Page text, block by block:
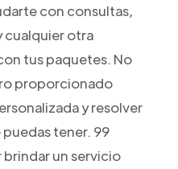
con consultas,
cualquier otra
tus paquetes. No
proporcionado
y resolver
tener. 99
un servicio